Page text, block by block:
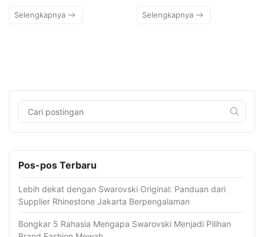
Selengkapnya Selengkapnya
Pos-pos Terbaru
Lebih dekat dengan Swarovski Original: Panduan dari
Supplier Rhinestone Jakarta Berpengalaman
Bongkar 5 Rahasia Mengapa Swarovski Menjadi Pilihan